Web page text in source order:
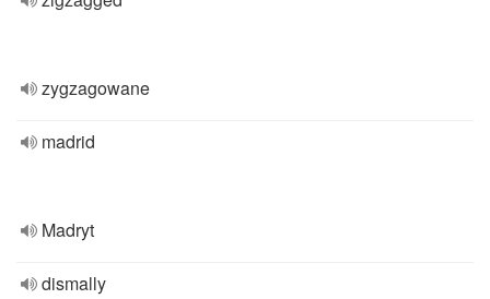
zygzagowane
madrid
Madryt
dismally